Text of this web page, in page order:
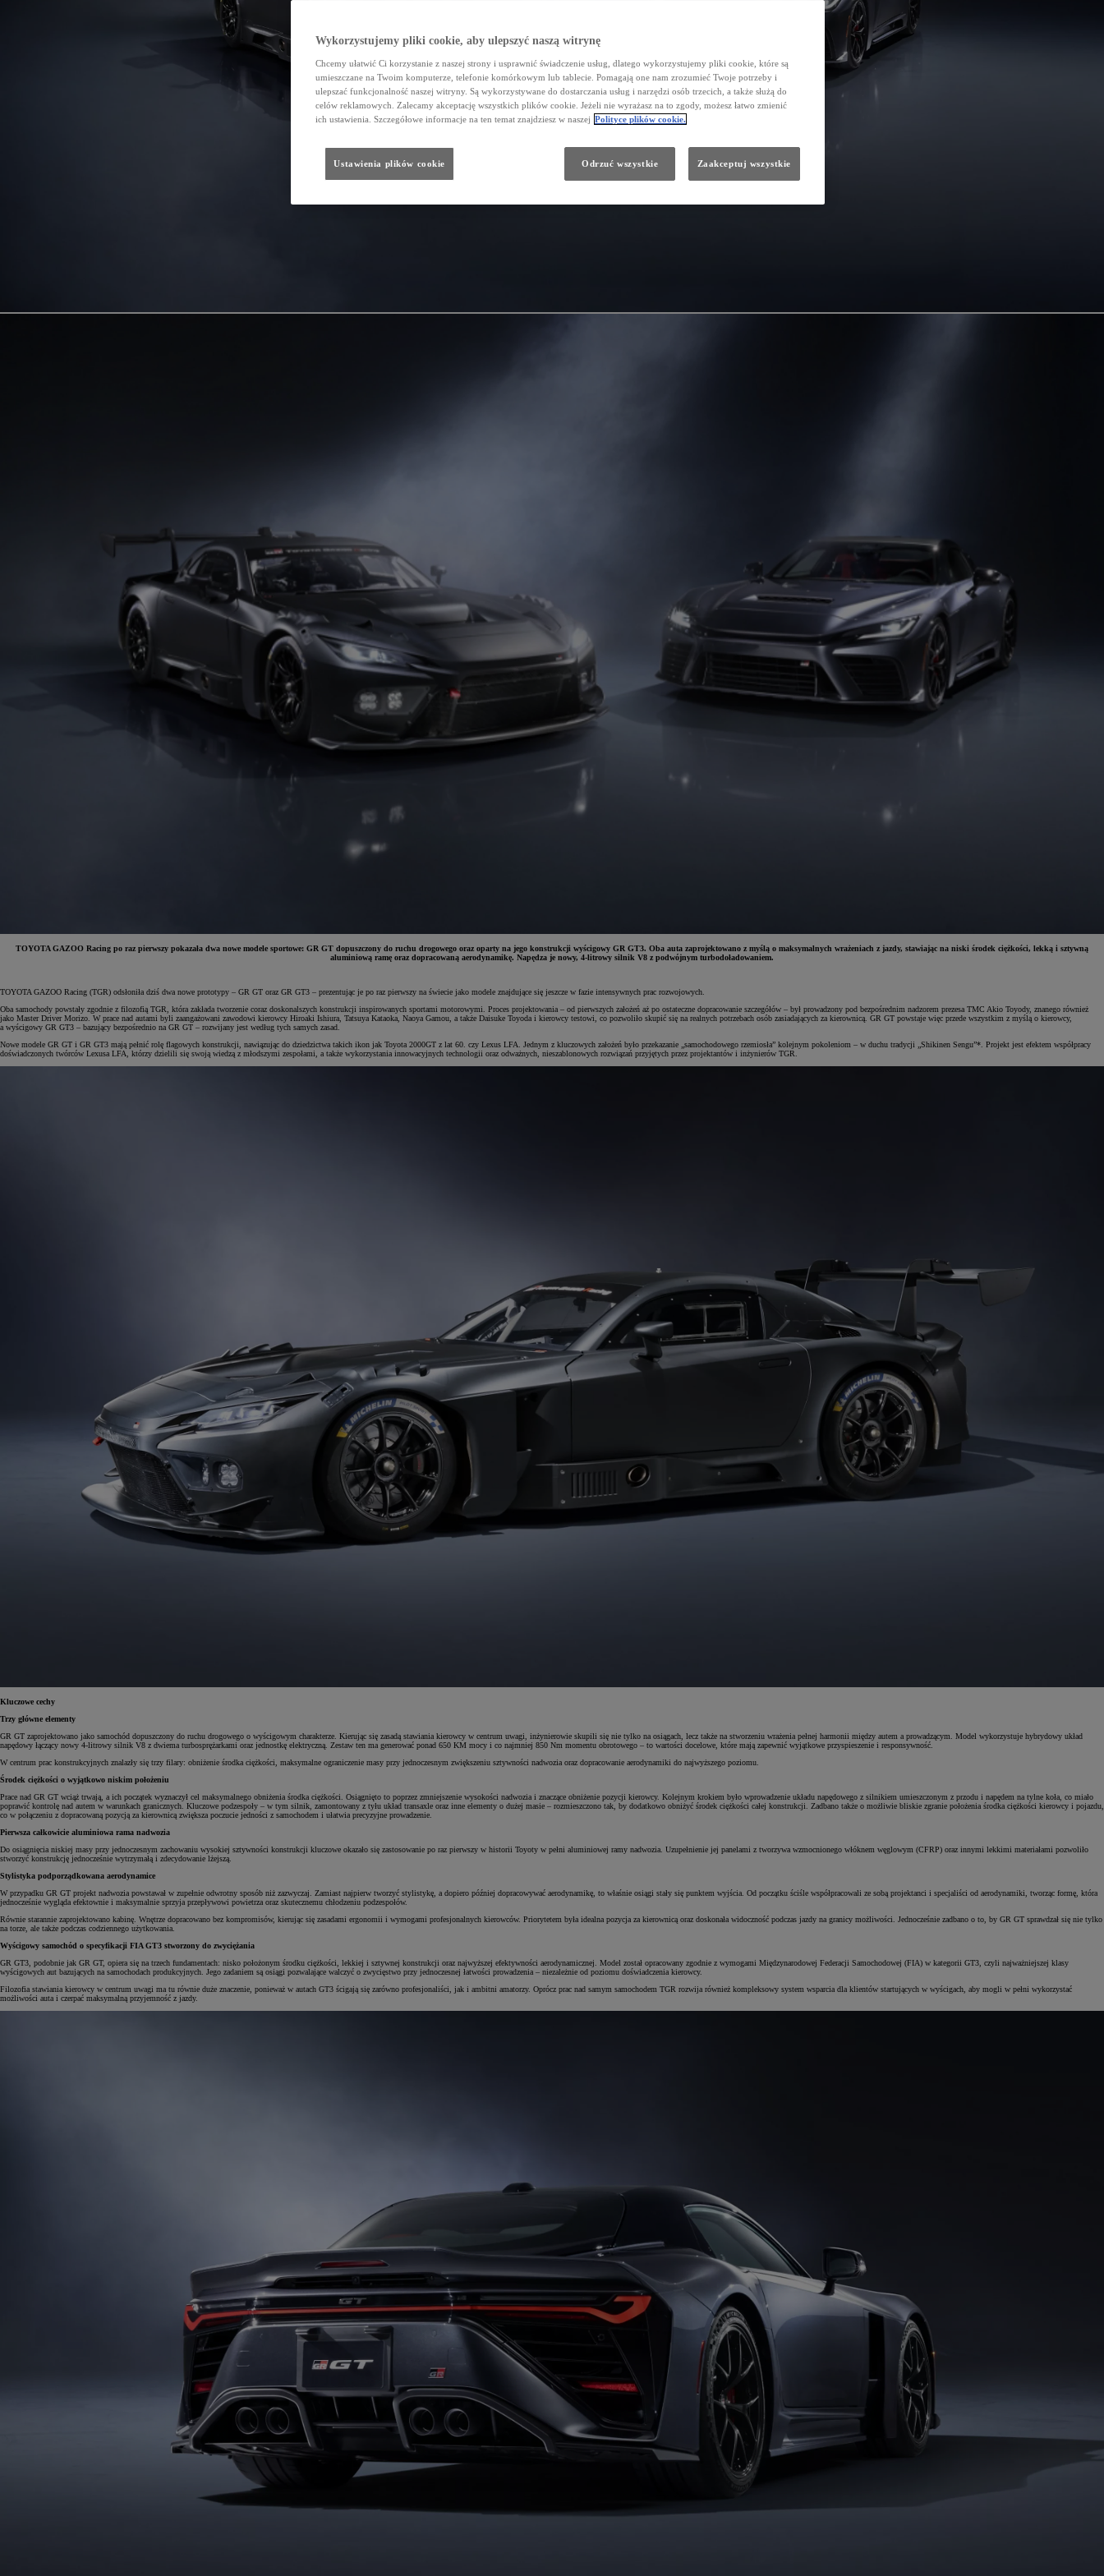
TOYOTA GAZOO Racing po raz pierwszy pokazała dwa nowe modele sportowe: GR GT dopuszczony do ruchu drogowego oraz oparty na jego konstrukcji wyścigowy GR GT3. Oba auta zaprojektowano z myślą o maksymalnych wrażeniach z jazdy, stawiając na niski środek ciężkości, lekką i sztywną
aluminiową ramę oraz dopracowaną aerodynamikę. Napędza je nowy, 4-litrowy silnik V8 z podwójnym turbodoładowaniem.
TOYOTA GAZOO Racing (TGR) odsłoniła dziś dwa nowe prototypy – GR GT oraz GR GT3 – prezentując je po raz pierwszy na świecie jako modele znajdujące się jeszcze w fazie intensywnych prac rozwojowych.
Oba samochody powstały zgodnie z filozofią TGR, która zakłada tworzenie coraz doskonalszych konstrukcji inspirowanych sportami motorowymi. Proces projektowania – od pierwszych założeń aż po ostateczne dopracowanie szczegółów – był prowadzony pod bezpośrednim nadzorem prezesa TMC Akio Toyody, znanego również
jako Master Driver Morizo. W prace nad autami byli zaangażowani zawodowi kierowcy Hiroaki Ishiura, Tatsuya Kataoka, Naoya Gamou, a także Daisuke Toyoda i kierowcy testowi, co pozwoliło skupić się na realnych potrzebach osób zasiadających za kierownicą. GR GT powstaje więc przede wszystkim z myślą o kierowcy,
a wyścigowy GR GT3 – bazujący bezpośrednio na GR GT – rozwijany jest według tych samych zasad.
Nowe modele GR GT i GR GT3 mają pełnić rolę flagowych konstrukcji, nawiązując do dziedzictwa takich ikon jak Toyota 2000GT z lat 60. czy Lexus LFA. Jednym z kluczowych założeń było przekazanie „samochodowego rzemiosła” kolejnym pokoleniom – w duchu tradycji „Shikinen Sengu”*. Projekt jest efektem współpracy
doświadczonych twórców Lexusa LFA, którzy dzielili się swoją wiedzą z młodszymi zespołami, a także wykorzystania innowacyjnych technologii oraz odważnych, nieszablonowych rozwiązań przyjętych przez projektantów i inżynierów TGR.
Kluczowe cechy
Trzy główne elementy
GR GT zaprojektowano jako samochód dopuszczony do ruchu drogowego o wyścigowym charakterze. Kierując się zasadą stawiania kierowcy w centrum uwagi, inżynierowie skupili się nie tylko na osiągach, lecz także na stworzeniu wrażenia pełnej harmonii między autem a prowadzącym. Model wykorzystuje hybrydowy układ
napędowy łączący nowy 4-litrowy silnik V8 z dwiema turbosprężarkami oraz jednostkę elektryczną. Zestaw ten ma generować ponad 650 KM mocy i co najmniej 850 Nm momentu obrotowego – to wartości docelowe, które mają zapewnić wyjątkowe przyspieszenie i responsywność.
W centrum prac konstrukcyjnych znalazły się trzy filary: obniżenie środka ciężkości, maksymalne ograniczenie masy przy jednoczesnym zwiększeniu sztywności nadwozia oraz dopracowanie aerodynamiki do najwyższego poziomu.
Środek ciężkości o wyjątkowo niskim położeniu
Prace nad GR GT wciąż trwają, a ich początek wyznaczył cel maksymalnego obniżenia środka ciężkości. Osiągnięto to poprzez zmniejszenie wysokości nadwozia i znaczące obniżenie pozycji kierowcy. Kolejnym krokiem było wprowadzenie układu napędowego z silnikiem umieszczonym z przodu i napędem na tylne koła, co miało
poprawić kontrolę nad autem w warunkach granicznych. Kluczowe podzespoły – w tym silnik, zamontowany z tyłu układ transaxle oraz inne elementy o dużej masie – rozmieszczono tak, by dodatkowo obniżyć środek ciężkości całej konstrukcji. Zadbano także o możliwie bliskie zgranie położenia środka ciężkości kierowcy i pojazdu,
co w połączeniu z dopracowaną pozycją za kierownicą zwiększa poczucie jedności z samochodem i ułatwia precyzyjne prowadzenie.
Pierwsza całkowicie aluminiowa rama nadwozia
Do osiągnięcia niskiej masy przy jednoczesnym zachowaniu wysokiej sztywności konstrukcji kluczowe okazało się zastosowanie po raz pierwszy w historii Toyoty w pełni aluminiowej ramy nadwozia. Uzupełnienie jej panelami z tworzywa wzmocnionego włóknem węglowym (CFRP) oraz innymi lekkimi materiałami pozwoliło
stworzyć konstrukcję jednocześnie wytrzymałą i zdecydowanie lżejszą.
Stylistyka podporządkowana aerodynamice
W przypadku GR GT projekt nadwozia powstawał w zupełnie odwrotny sposób niż zazwyczaj. Zamiast najpierw tworzyć stylistykę, a dopiero później dopracowywać aerodynamikę, to właśnie osiągi stały się punktem wyjścia. Od początku ściśle współpracowali ze sobą projektanci i specjaliści od aerodynamiki, tworząc formę, która
jednocześnie wygląda efektownie i maksymalnie sprzyja przepływowi powietrza oraz skutecznemu chłodzeniu podzespołów.
Równie starannie zaprojektowano kabinę. Wnętrze dopracowano bez kompromisów, kierując się zasadami ergonomii i wymogami profesjonalnych kierowców. Priorytetem była idealna pozycja za kierownicą oraz doskonała widoczność podczas jazdy na granicy możliwości. Jednocześnie zadbano o to, by GR GT sprawdzał się nie tylko
na torze, ale także podczas codziennego użytkowania.
Wyścigowy samochód o specyfikacji FIA GT3 stworzony do zwyciężania
GR GT3, podobnie jak GR GT, opiera się na trzech fundamentach: nisko położonym środku ciężkości, lekkiej i sztywnej konstrukcji oraz najwyższej efektywności aerodynamicznej. Model został opracowany zgodnie z wymogami Międzynarodowej Federacji Samochodowej (FIA) w kategorii GT3, czyli najważniejszej klasy
wyścigowych aut bazujących na samochodach produkcyjnych. Jego zadaniem są osiągi pozwalające walczyć o zwycięstwo przy jednoczesnej łatwości prowadzenia – niezależnie od poziomu doświadczenia kierowcy.
Filozofia stawiania kierowcy w centrum uwagi ma tu równie duże znaczenie, ponieważ w autach GT3 ścigają się zarówno profesjonaliści, jak i ambitni amatorzy. Oprócz prac nad samym samochodem TGR rozwija również kompleksowy system wsparcia dla klientów startujących w wyścigach, aby mogli w pełni wykorzystać
możliwości auta i czerpać maksymalną przyjemność z jazdy.
Wykorzystujemy pliki cookie, aby ulepszyć naszą witrynę
Chcemy ułatwić Ci korzystanie z naszej strony i usprawnić świadczenie usług, dlatego wykorzystujemy pliki cookie, które są
umieszczane na Twoim komputerze, telefonie komórkowym lub tablecie. Pomagają one nam zrozumieć Twoje potrzeby i
ulepszać funkcjonalność naszej witryny. Są wykorzystywane do dostarczania usług i narzędzi osób trzecich, a także służą do
celów reklamowych. Zalecamy akceptację wszystkich plików cookie. Jeżeli nie wyrażasz na to zgody, możesz łatwo zmienić
ich ustawienia. Szczegółowe informacje na ten temat znajdziesz w naszej Polityce plików cookie.
Ustawienia plików cookie Odrzuć wszystkie Zaakceptuj wszystkie